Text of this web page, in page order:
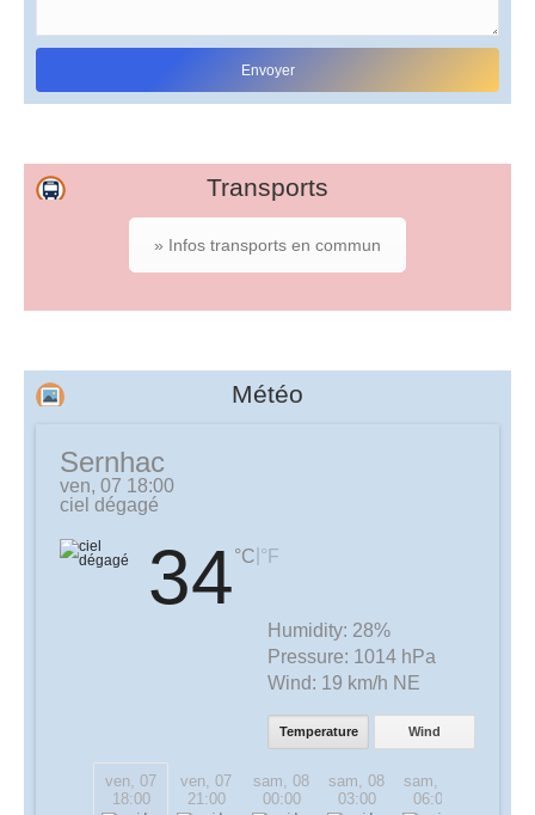
Transports
» Infos transports en commun
Météo
Sernhac
ven, 07 18:00
ciel dégagé
34°C °F
Humidity: 28%
Pressure: 1014 hPa
Wind: 19 km/h NE
Temperature Wind
ven, 07
18:00
ven, 07
21:00
sam, 08
00:00
sam, 08
03:00
sam, 08
06:00